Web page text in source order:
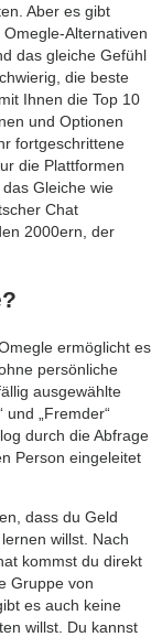
Aber es gibt
Alternativen
das gleiche Gefühl
die beste
Ihnen die Top 10
und Optionen
fortgeschrittene
die Plattformen
Gleiche wie
Chat
2000ern, der
ermöglicht es
persönliche
ausgewählte
und „Fremder“
durch die Abfrage
Person eingeleitet
dass du Geld
willst. Nach
kommst du direkt
Gruppe von
es auch keine
willst. Du kannst